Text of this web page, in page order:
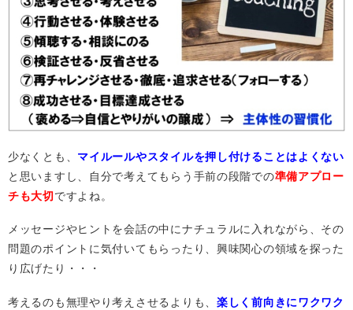
少なくとも、 マイルールやスタイルを押し付けることはよくない
と思いますし、自分で考えてもらう手前の段階での準備アプロー
チも大切ですよね。
メッセージやヒントを会話の中にナチュラルに入れながら、その
問題のポイントに気付いてもらったり、興味関心の領域を探った
り広げたり・・・
考えるのも無理やり考えさせるよりも、 楽しく前向きにワクワク